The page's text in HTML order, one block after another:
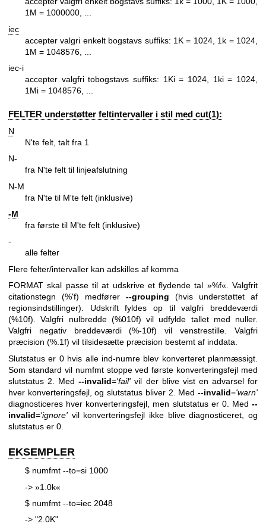
1M = 1000000, ...
iec
accepter valgri enkelt bogstavs suffiks: 1K = 1024, 1k = 1024,
1M = 1048576, ...
iec-i
accepter valgfri tobogstavs suffiks: 1Ki = 1024, 1ki = 1024,
1Mi = 1048576, ...
FELTER understøtter feltintervaller i stil med cut(1):
N
N'te felt, talt fra 1
N-
fra N'te felt til linjeafslutning
N-M
fra N'te til M'te felt (inklusive)
-M
fra første til M'te felt (inklusive)
-
alle felter
Flere felter/intervaller kan adskilles af komma
FORMAT skal passe til at udskrive et flydende tal »%f«. Valgfrit
citationstegn (%'f) medfører --grouping (hvis understøttet af
regionsindstillinger). Udskrift fyldes op til valgfri breddeværdi
(%10f). Valgfri nulbredde (%010f) vil udfylde tallet med nuller.
Valgfri negativ breddeværdi (%-10f) vil venstrestille. Valgfri
præcision (%.1f) vil tilsidesætte præcision bestemt af inddata.
Slutstatus er 0 hvis alle ind-numre blev konverteret planmæssigt.
Som standard vil numfmt stoppe ved første konverteringsfejl med
slutstatus 2. Med--invalid='fail' vil der blive vist en advarsel for
hver konverteringsfejl, og slutstatus bliver 2. Med --invalid='warn'
diagnosticeres hver konverteringsfejl, men slutstatus er 0. Med --
invalid='ignore' vil konverteringsfejl ikke blive diagnosticeret, og
slutstatus er 0.
EKSEMPLER
$ numfmt --to=si 1000
-> »1.0k«
$ numfmt --to=iec 2048
-> "2.0K"